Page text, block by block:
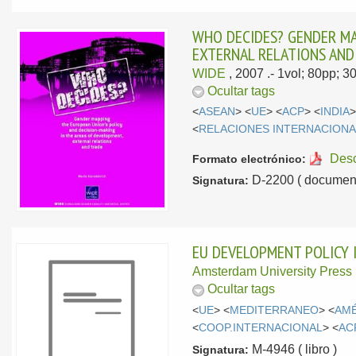
WHO DECIDES? GENDER
EXTERNAL RELATIONS
WIDE , 2007 .- 1vol; 80pp;
Ocultar tags
<ASEAN> <UE> <ACP> < INDIA
<RELACIONES
Formato electrónico:
Signatura: D-2200 (
EU DEVELOPMENT
Amsterdam University Press
Ocultar tags
<UE> <MEDITERRANEO> <
<COOP.INTERNACIONAL> <
Signatura: M-4946 ( libro )